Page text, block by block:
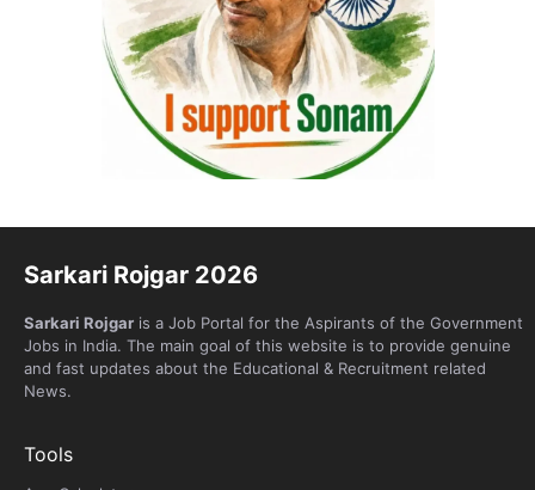
Sarkari Rojgar 2026
Sarkari Rojgar is a Job Portal for the Aspirants of the Government
Jobs in India. The main goal of this website is to provide genuine
and fast updates about the Educational & Recruitment related
News.
Tools